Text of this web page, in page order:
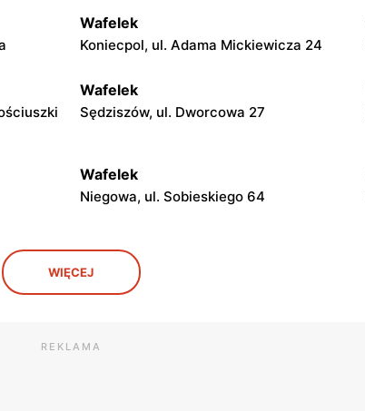
Wafelek
Koniecpol, ul. Adama Mickiewicza 24
Wafelek
Sędziszów, ul. Dworcowa 27
Wafelek
Niegowa, ul. Sobieskiego 64
Wafelek
Kroczyce, ul. Handlowa 5
Truskolasy, ul. Częstochowska 18a
WIĘCEJ
REKLAMA